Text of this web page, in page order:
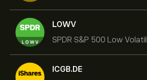
LOWV
ICGB.DE